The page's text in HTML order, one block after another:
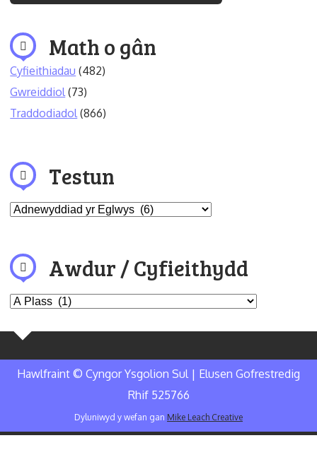
Math o gân
Cyfieithiadau (482)
Gwreiddiol (73)
Traddodiadol (866)
Testun
Awdur / Cyfieithydd
Hawlfraint © Cyngor Ysgolion Sul | Elusen Gofrestredig
Rhif 525766
Dyluniwyd y wefan gan Mike Leach Creative